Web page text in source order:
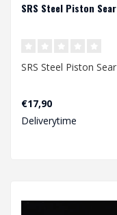
SRS Steel Piston Sear
SRS Steel Piston Sear
€17,90
Deliverytime